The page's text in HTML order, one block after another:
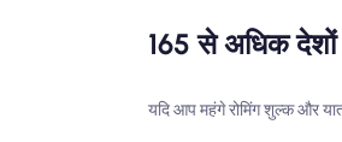
165 से अधिक
यदि आप महंगे रोमिंग शुल्क और